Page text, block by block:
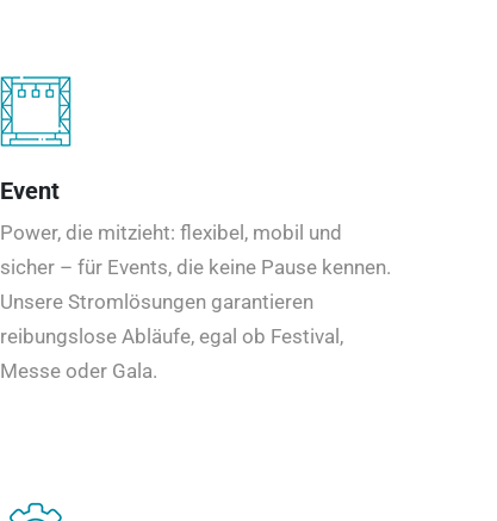
Event
Power, die mitzieht: flexibel, mobil und
sicher – für Events, die keine Pause kennen.
Unsere Stromlösungen garantieren
reibungslose Abläufe, egal ob Festival,
Messe oder Gala.